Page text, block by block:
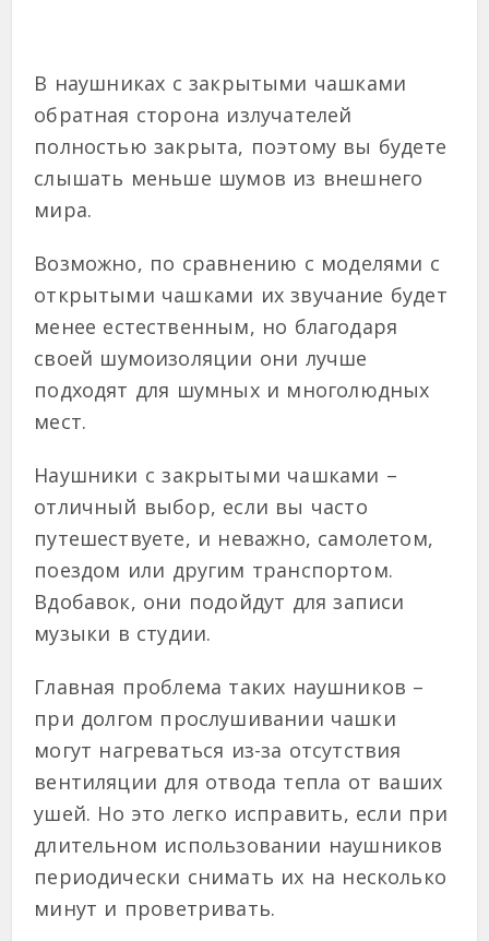
В наушниках с закрытыми чашками
обратная сторона излучателей
полностью закрыта, поэтому вы будете
слышать меньше шумов из внешнего
мира.
Возможно, по сравнению с моделями с
открытыми чашками их звучание будет
менее естественным, но благодаря
своей шумоизоляции они лучше
подходят для шумных и многолюдных
мест.
Наушники с закрытыми чашками –
отличный выбор, если вы часто
путешествуете, и неважно, самолетом,
поездом или другим транспортом.
Вдобавок, они подойдут для записи
музыки в студии.
Главная проблема таких наушников –
при долгом прослушивании чашки
могут нагреваться из-за отсутствия
вентиляции для отвода тепла от ваших
ушей. Но это легко исправить, если при
длительном использовании наушников
периодически снимать их на несколько
минут и проветривать.